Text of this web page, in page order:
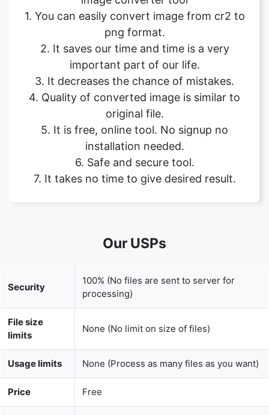
important part of our life.
3. It decreases the chance of mistakes.
4. Quality of converted image is similar to
original file.
5. It is free, online tool. No signup no
installation needed.
6. Safe and secure tool.
7. It takes no time to give desired result.
Our USPs
processing)
limits
None (No limit on size of files)
Usage limits None (Process as many files as you want)
Price
User
Information
Captured
None (We do not request for user
information such as email / phone
number)